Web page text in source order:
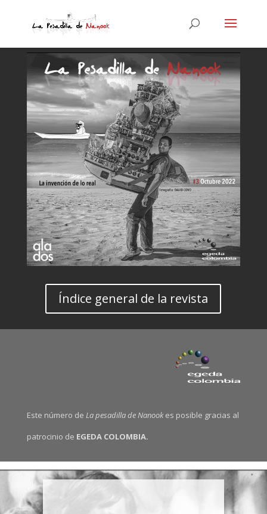
Índice general de la revista
Este número de La pesadilla de Nanookes posible gracias al
patrocinio de EGEDA COLOMBIA.